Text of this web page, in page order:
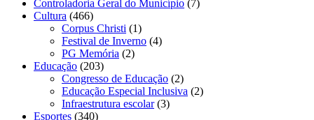
Controladoria Geral do Município (7)
Cultura (466)
Corpus Christi (1)
Festival de Inverno (4)
PG Memória (2)
Educação (203)
Congresso de Educação (2)
Educação Especial Inclusiva (2)
Infraestrutura escolar(3)
Esportes (340)